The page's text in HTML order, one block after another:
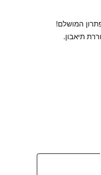
המושלם!
תיאבון.